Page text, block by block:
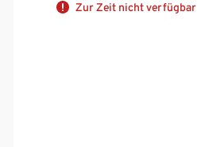
Zur Zeit nicht verfügbar